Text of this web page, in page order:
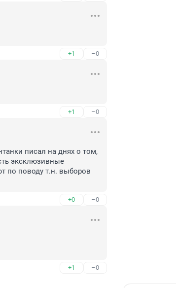
+1 –0
+1 –0
писал на днях о том,
эксклюзивные
по поводу т.н. выборов
+0 –0
+1 –0